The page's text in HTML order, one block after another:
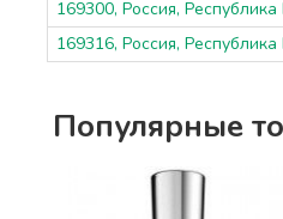
169300, Россия,
169316, Россия,
Популярные